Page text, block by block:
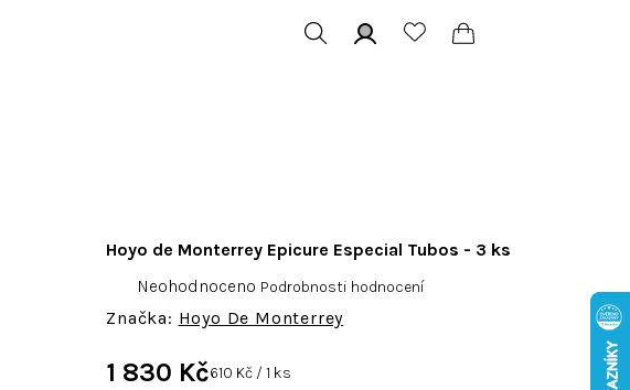
Hoyo De Monterrey
Hoyo de Monterrey Epicure Especial Tubos - 3 ks
Průměrné
hodnocení
je
Neohodnoceno Podrobnosti hodnocení
1 830 KčMěrná
610 Kč / 1 ks